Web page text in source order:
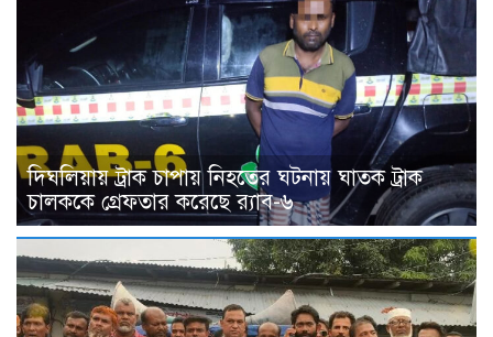
দিঘলিয়ায় ট্রাক চাপায় নিহতের ঘটনায় ঘাতক ট্রাক
চালককে গ্রেফতার করেছে র‍্যাব-৬